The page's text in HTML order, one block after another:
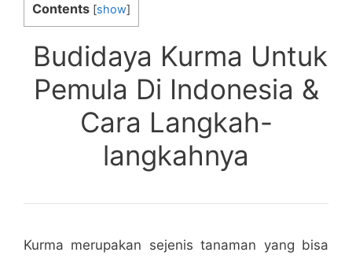
Contents [show]
Budidaya Kurma Untuk
Pemula Di Indonesia &
Cara Langkah-
langkahnya
Kurma merupakan sejenis tanaman yang bisa